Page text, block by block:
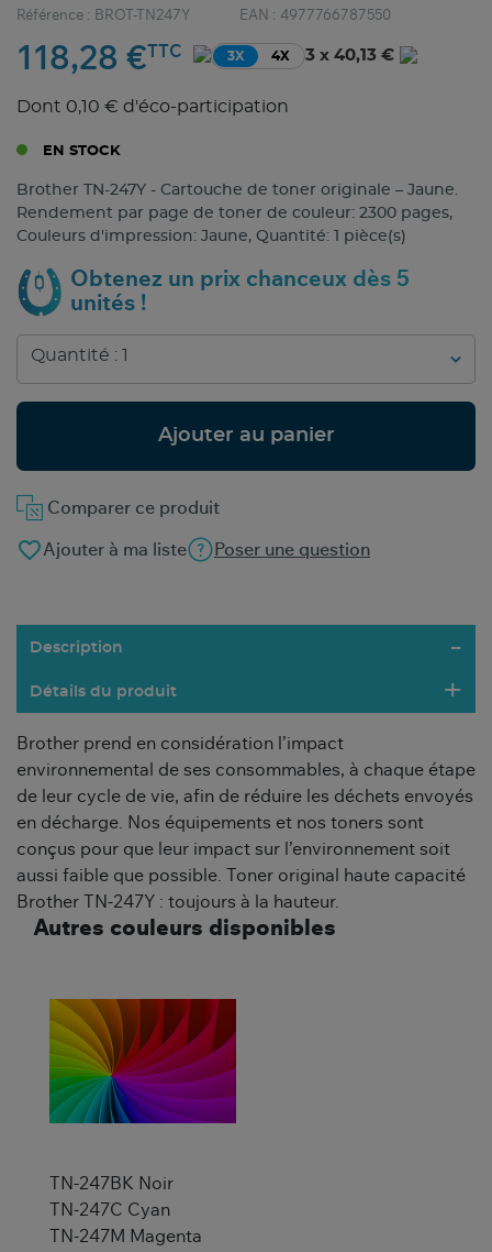
Référence : BROT-TN247Y EAN : 4977766787550
118,28 €TTC 3X 4X 3 x 40,13 €
Dont 0,10 € d'éco-participation
EN STOCK
Brother TN-247Y - Cartouche de toner originale – Jaune.
Rendement par page de toner de couleur: 2300 pages,
Couleurs d'impression: Jaune, Quantité: 1 pièce(s)
Obtenez un prix chanceux dès 5
unités !
Ajouter au panier
favorite_borderAjouter à ma liste Poser une question
Comparer ce produit
Description
Détails du produit
Brother prend en considération l’impact
environnemental de ses consommables, à chaque étape
de leur cycle de vie, afin de réduire les déchets envoyés
en décharge. Nos équipements et nos toners sont
conçus pour que leur impact sur l’environnement soit
aussi faible que possible. Toner original haute capacité
Brother TN-247Y : toujours à la hauteur.
Autres couleurs disponibles
TN-247BK Noir
TN-247C Cyan
TN-247M Magenta